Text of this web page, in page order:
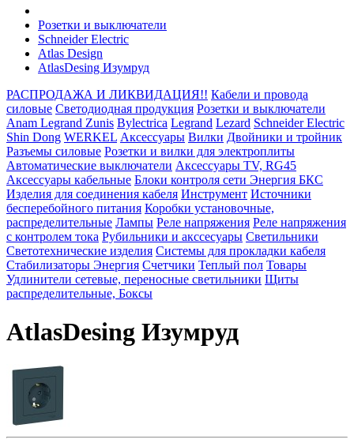
Розетки и выключатели
Schneider Electric
Atlas Design
AtlasDesing Изумруд
РАСПРОДАЖА И ЛИКВИДАЦИЯ!! Кабели и провода
силовые Светодиодная продукция Розетки и выключатели
Anam Legrand Zunis Bylectrica Legrand Lezard Schneider Electric
Shin Dong WERKEL Аксессуары Вилки Двойники и тройник
Разъемы силовые Розетки и вилки для электроплиты
Автоматические выключатели Аксессуары TV, RG45
Аксессуары кабельные Блоки контроля сети Энергия БКС
Изделия для соединения кабеля Инструмент Источники
бесперебойного питания Коробки установочные,
распределительные Лампы Реле напряжения Реле напряжения
с контролем тока Рубильники и акссесуары Светильники
Светотехнические изделия Системы для прокладки кабеля
Стабилизаторы Энергия Счетчики Теплый пол Товары
Удлинители сетевые, переносные светильники Щиты
распределительные, Боксы
AtlasDesing Изумруд